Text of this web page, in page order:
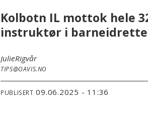
Kolbotn IL mottok hele
instruktør i
JulieRigvår
TIPS@OAVIS.NO
PUBLISERT 09.06.2025 - 11:36